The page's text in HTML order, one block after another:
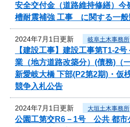
安全交付金（道路維持修繕）今
槽耐震補強 工事 に関する一般
2024年7月1日更新 岐阜土木事務所
【建設工事】建設工事第T1-2
業（地方道路改築分）(債務)（
新愛岐大橋 下部(P2第2期)・仮
競争入札公告
2024年7月1日更新 大垣土木事務所
公園工第交R6－1号 公共 都市